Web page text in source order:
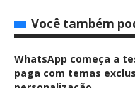
Você também
WhatsApp começa a
paga com temas